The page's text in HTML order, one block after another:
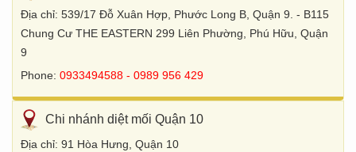
Địa chỉ: 539/17 Đỗ Xuân Hợp, Phước Long B, Quận 9. - B115
Chung Cư THE EASTERN 299 Liên Phường, Phú Hữu, Quận
9
Phone: 0933494588 - 0989 956 429
Chi nhánh diệt mối Quận 10
Địa chỉ: 91 Hòa Hưng, Quận 10